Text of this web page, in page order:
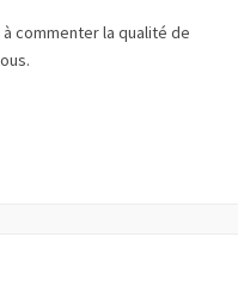
commenter la qualité de